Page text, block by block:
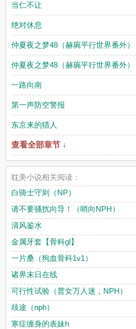
当仁不让
绝对休息
仲夏夜之梦48（赫琬平行世界番外）
仲夏夜之梦48（赫琬平行世界番外）
一路向南
第一声防空警报
东京来的猎人
查看全部章节 ↓
耽美小说相关阅读：
白骑士守则（NP）
请不要骚扰向导！（哨向NPH）
清风鉴水
金属牙套【骨科gl】
一片桑（狗血骨科1v1）
诸界末日在线
可行性试验（普女万人迷，NPH）
歧途（nph）
寒症缠身的表妹h